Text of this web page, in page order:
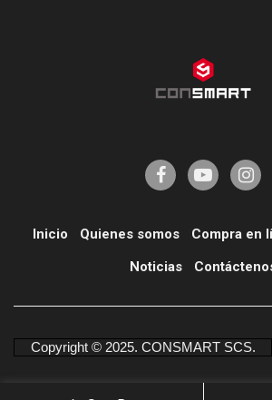
Inicio Quienes somos Compra en
Noticias
Copyright © 2025. CONSMART SCS.